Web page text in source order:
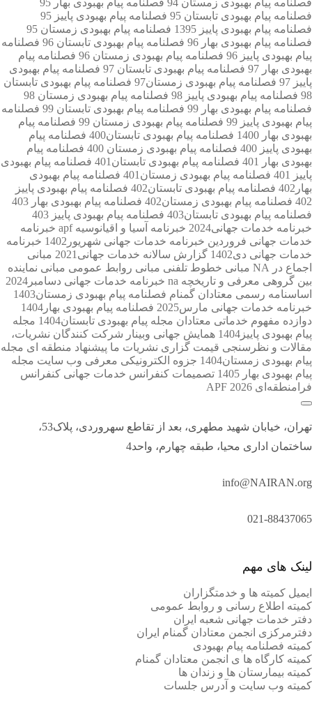
فصلنامه پیام بهبودی تابستان 95
فصلنامه پیام بهبودی پاییز 95
فصلنامه پیام بهبودی پاییز 1395
فصلنامه پیام بهبودی زمستان 95
فصلنامه پیام بهبودی بهار 96
فصلنامه پیام بهبودی تابستان 96
فصلنامه
پیام بهبودی پاییز 96
فصلنامه پیام بهبودی زمستان 96
فصلنامه پیام
بهبودی بهار 97
فصلنامه پیام بهبودی تابستان 97
فصلنامه پیام بهبودی
پاییز 97
فصلنامه پیام بهبودی زمستان97
فصلنامه پیام بهبودی تابستان
98 فصلنامه پیام بهبودی پاییز 98
فصلنامه پیام بهبودی زمستان 98
فصلنامه پیام بهبودی بهار 99
فصلنامه پیام بهبودی تابستان 99
فصلنامه
پیام بهبودی پاییز 99
فصلنامه پیام بهبودی زمستان 99
فصلنامه پیام
بهبودی بهار 1400
فصلنامه پیام بهبودی تابستان400
فصلنامه پیام
بهبودی پاییز 400
فصلنامه پیام بهبودی زمستان 400
فصلنامه پیام
بهبودی بهار 401
فصلنامه پیام بهبودی تابستان401
فصلنامه پیام بهبودی
پاییز 401
فصلنامه پیام بهبودی زمستان401
فصلنامه پیام بهبودی
بهار402
فصلنامه پیام بهبودی تابستان402
فصلنامه پیام بهبودی پاییز
402 فصلنامه پیام بهبودی زمستان402
فصلنامه پیام بهبودی بهار 403
فصلنامه پیام بهبودی تابستان403
فصلنامه پیام بهبودی پاییز 403
خبرنامه خدمات جهانی2024
خبرنامه آسیا و اقیانوسیه apf
خبرنامه
خدمات جهانی فروردین خبرنامه خدمات جهانی شهریور1402
خبرنامه
خدمات جهانی دی1402
گزارش سالانه خدمات جهانی2021
مبانی
اجماع در NA
مبانی خطوط تلفنی مبانی روابط عمومی مبانی نماینده
بین گروهی معرفی و تاریخچه na
خبرنامه خدمات جهانی دسامبر2024
اساسنامه رسمی معتادان گمنام فصلنامه پیام بهبودی زمستان1403
خبرنامه خدمات جهانی مارس2025
فصلنامه پیام بهبودی بهار1404
دوازده مفهوم خدماتی معتادان مجله پیام بهبودی تابستان1404
مجله
پیام بهبودی پاییز1404
همایش جهانی وبینار شرکت کنندگان نشریات،
مقالات و نظرسنجی قیمت گزاری نشریات ما پیشنهاد منطقه ای مجله
پیام بهبودی زمستان1404
جزوه الکترونیکی معرفی وب سایت مجله
پیام بهبودی بهار 1405
تصمیمات کنفرانس خدمات جهانی کنفرانس
فرا‌منطقه‌ای APF 2026
تهران، خیابان شهید مطهری، بعد از تقاطع سهروردی، پلاک53،
ساختمان اداری محیا، طبقه چهارم، واحد4
info@NAIRAN.org
021-88437065
لینک های مهم
ایمیل کمیته ها و خدمتگزاران
کميته اطلاع رسانی و روابط عمومی
دفتر خدمات جهانی شعبه ايران
دفترمرکزی انجمن معتادان گمنام ایران
کمیته فصلنامه پیام بهبودی
کمیته کارگاه ها ی انجمن معتادان گمنام
کمیته بیمارستان ها و زندان ها
کمیته وب سایت و آدرس جلسات